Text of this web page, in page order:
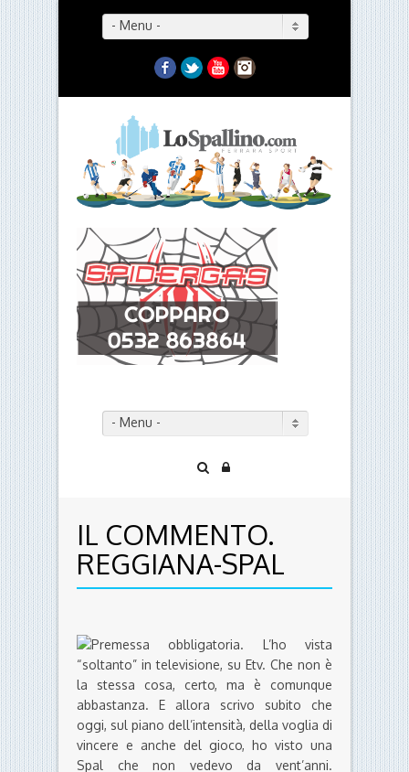
- Menu -
Facebook
TwitterYouTubeInstagram
- Menu -
IL COMMENTO.
REGGIANA-SPAL
Premessa obbligatoria. L’ho vista
“soltanto” in televisione, su Etv. Che non è
la stessa cosa, certo, ma è comunque
abbastanza. E allora scrivo subito che
oggi, sul piano dell’intensità, della voglia di
vincere e anche del gioco, ho visto una
Spal che non vedevo da vent’anni.